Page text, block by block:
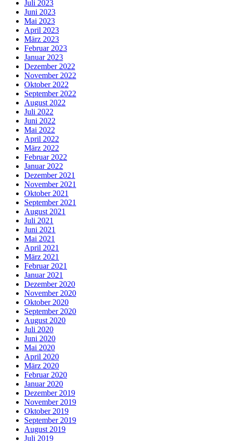
Juli 2023
Juni 2023
Mai 2023
April 2023
März 2023
Februar 2023
Januar 2023
Dezember 2022
November 2022
Oktober 2022
September 2022
August 2022
Juli 2022
Juni 2022
Mai 2022
April 2022
März 2022
Februar 2022
Januar 2022
Dezember 2021
November 2021
Oktober 2021
September 2021
August 2021
Juli 2021
Juni 2021
Mai 2021
April 2021
März 2021
Februar 2021
Januar 2021
Dezember 2020
November 2020
Oktober 2020
September 2020
August 2020
Juli 2020
Juni 2020
Mai 2020
April 2020
März 2020
Februar 2020
Januar 2020
Dezember 2019
November 2019
Oktober 2019
September 2019
August 2019
Juli 2019